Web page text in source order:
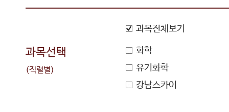
과목선택
(직렬별)
과목전체보기
화학
유기화학
강남스카이